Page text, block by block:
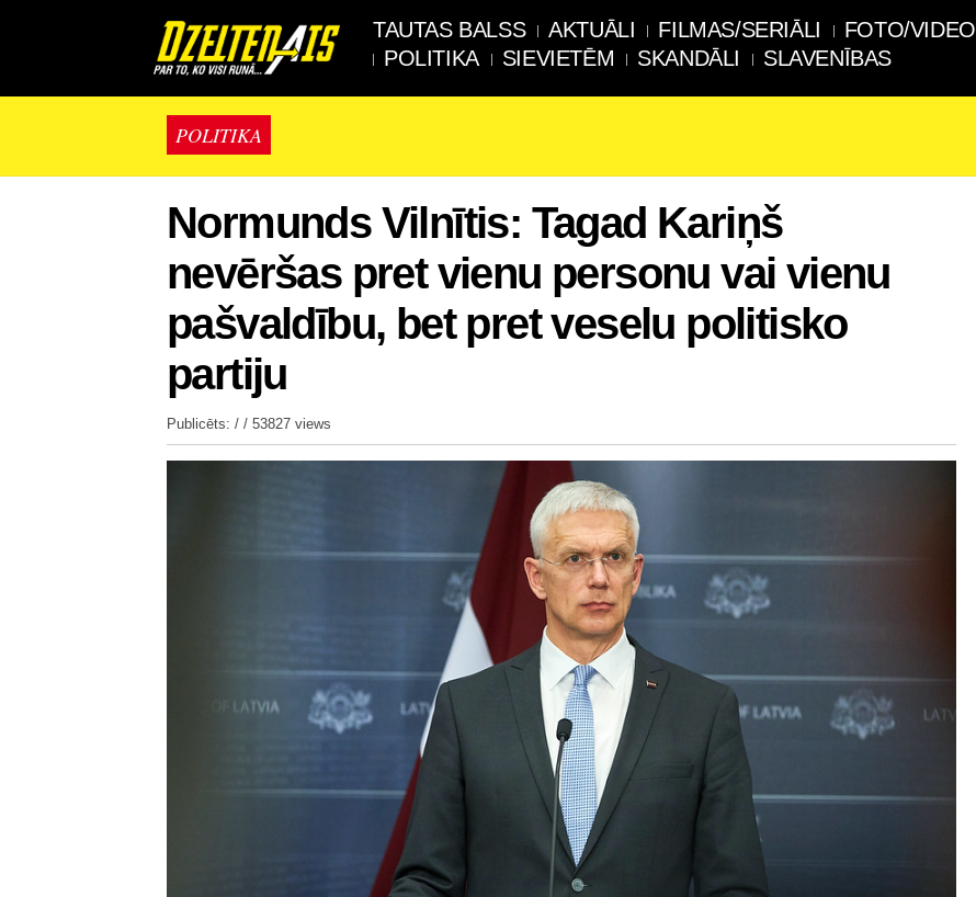
TAUTAS BALSS AKTUĀLI FILMAS/SERIĀLI FOTO/VIDEO
POLITIKA
SIEVIETĒM SKANDĀLI SLAVENĪBAS
POLITIKA
Normunds Vilnītis: Tagad Kariņš
nevēršas pret vienu personu vai vienu
pašvaldību, bet pret veselu politisko
partiju
Publicēts: / / 53827 views